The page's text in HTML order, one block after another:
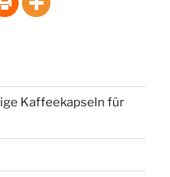
Kaffeekapseln für